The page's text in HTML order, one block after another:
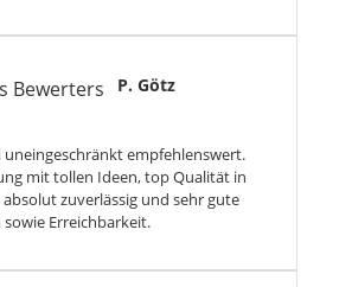
P. Götz
empfehlenswert.
mit tollen Ideen, top Qualität in
zuverlässig und sehr gute
Erreichbarkeit.